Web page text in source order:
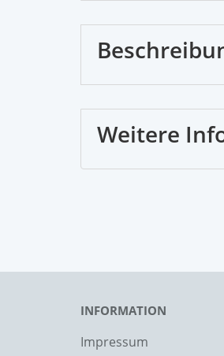
Weitere
INFORMATION
Impressum